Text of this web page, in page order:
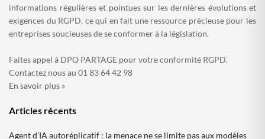
informations régulières et pointues sur les dernières évolutions et
exigences du RGPD, ce qui en fait une ressource précieuse pour les
entreprises soucieuses de se conformer à la législation.
Faites appel à DPO PARTAGE pour votre conformité RGPD.
Contactez nous au 01 83 64 42 98
En savoir plus »
Articles récents
Agent d’IA autoréplicatif : la menace ne se limite pas aux modèles